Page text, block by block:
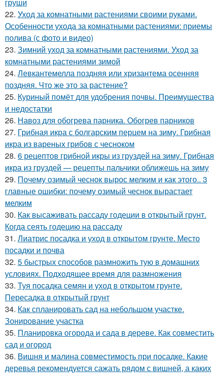
22. Уход за комнатными растениями своими руками.
Особенности ухода за комнатными растениями: приемы
полива (с фото и видео)
23. Зимний уход за комнатными растениями. Уход за
комнатными растениями зимой
24. Левкантемелла поздняя или хризантема осенняя
поздняя. Что же это за растение?
25. Куриный помёт для удобрения почвы. Преимущества
и недостатки
26. Навоз для обогрева парника. Обогрев парников
27. Грибная икра с болгарским перцем на зиму. Грибная
икра из вареных грибов с чесноком
28. 6 рецептов грибной икры из груздей на зиму. Грибная
икра из груздей — рецепты пальчики оближешь на зиму
29. Почему озимый чеснок вырос мелким и как этого.. 3
главные ошибки: почему озимый чеснок вырастает
мелким
30. Как высаживать рассаду годеции в открытый грунт.
Когда сеять годецию на рассаду
31. Лиатрис посадка и уход в открытом грунте. Место
посадки и почва
32. 5 быстрых способов размножить тую в домашних
условиях. Подходящее время для размножения
33. Туя посадка семян и уход в открытом грунте.
Пересадка в открытый грунт
34. Как спланировать сад на небольшом участке.
Зонирование участка
35. Планировка огорода и сада в дереве. Как совместить
сад и огород
36. Вишня и малина совместимость при посадке. Какие
деревья рекомендуется сажать рядом с вишней, а каких